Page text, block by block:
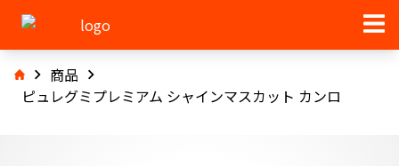
商品
ピュレグミプレミアム シャインマスカット カンロ